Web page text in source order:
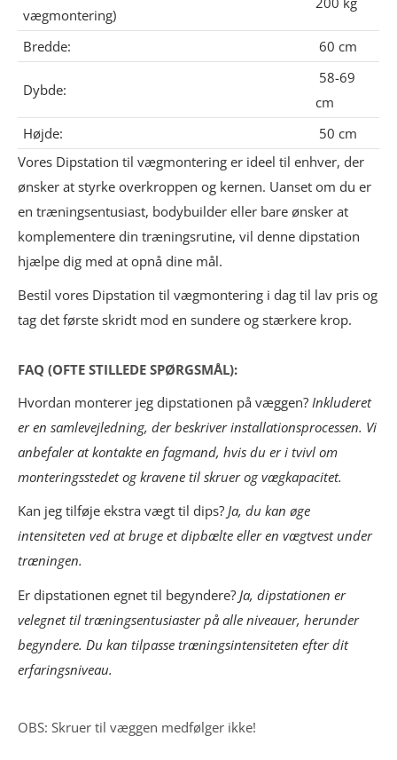
vægmontering)
Bredde: 60 cm
Dybde:
58-69
cm
Højde:
50 cm
Vores Dipstation til vægmontering er ideel til enhver, der
ønsker at styrke overkroppen og kernen. Uanset om du er
en træningsentusiast, bodybuilder eller bare ønsker at
komplementere din træningsrutine, vil denne dipstation
hjælpe dig med at opnå dine mål.
Bestil vores Dipstation til vægmontering i dag til lav pris og
tag det første skridt mod en sundere og stærkere krop.
FAQ (OFTE STILLEDE SPØRGSMÅL):
Hvordan monterer jeg dipstationen på væggen? Inkluderet
er en samlevejledning, der beskriver installationsprocessen. Vi
anbefaler at kontakte en fagmand, hvis du er i tvivl om
monteringsstedet og kravene til skruer og vægkapacitet.
Kan jeg tilføje ekstra vægt til dips? Ja, du kan øge
intensiteten ved at bruge et dipbælte eller en vægtvest under
træningen.
Er dipstationen egnet til begyndere? Ja, dipstationen er
velegnet til træningsentusiaster på alle niveauer, herunder
begyndere. Du kan tilpasse træningsintensiteten efter dit
erfaringsniveau.
OBS: Skruer til væggen medfølger ikke!